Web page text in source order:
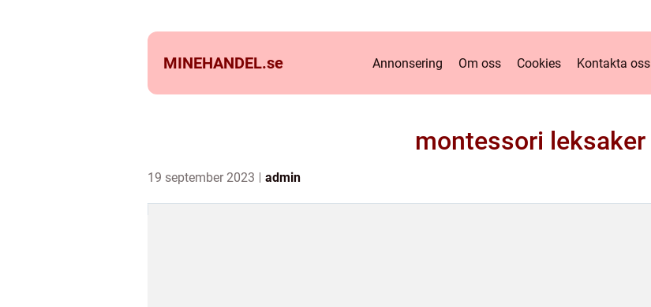
MINEHANDEL.se Annonsering Om oss Cookies Kontakta oss
montessori leksaker
19 september 2023 admin